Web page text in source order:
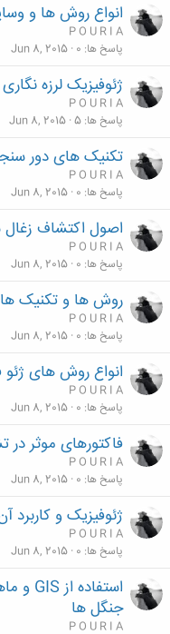
انواع روش ها و
P O U R I A
پاسخ ها 0
Jun 8, 2015
ژئوفیزیک لرزه
P O U R I A
پاسخ ها 5
Jun 8, 2015
تکنیک های دور
P O U R I A
پاسخ ها 0
Jun 8, 2015
اصول اکتشاف
P O U R I A
پاسخ ها 0
Jun 8, 2015
روش ها و تکنیک
P O U R I A
پاسخ ها 0
Jun 8, 2015
انواع روش های ژئو
P O U R I A
پاسخ ها 0
Jun 8, 2015
فاکتورهاى موثر
P O U R I A
پاسخ ها 0
Jun 8, 2015
ژئوفیزیک و کاربرد
P O U R I A
پاسخ ها 0
Jun 8, 2015
جنگل ها
P O U R I A